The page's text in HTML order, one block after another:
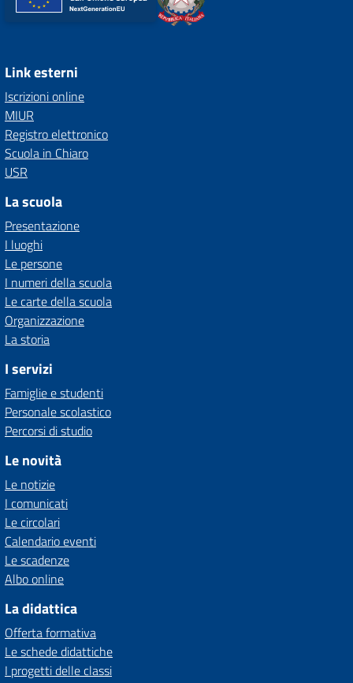
Link esterni
Iscrizioni online
MIUR
Registro elettronico
Scuola in Chiaro
USR
La scuola
Presentazione
I luoghi
Le persone
I numeri della scuola
Le carte della scuola
Organizzazione
La storia
I servizi
Famiglie e studenti
Personale scolastico
Percorsi di studio
Le novità
Le notizie
I comunicati
Le circolari
Calendario eventi
Le scadenze
Albo online
La didattica
Offerta formativa
Le schede didattiche
I progetti delle classi